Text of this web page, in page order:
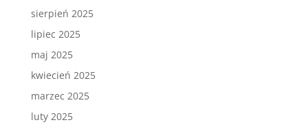
sierpień 2025
lipiec 2025
maj 2025
kwiecień 2025
marzec 2025
luty 2025